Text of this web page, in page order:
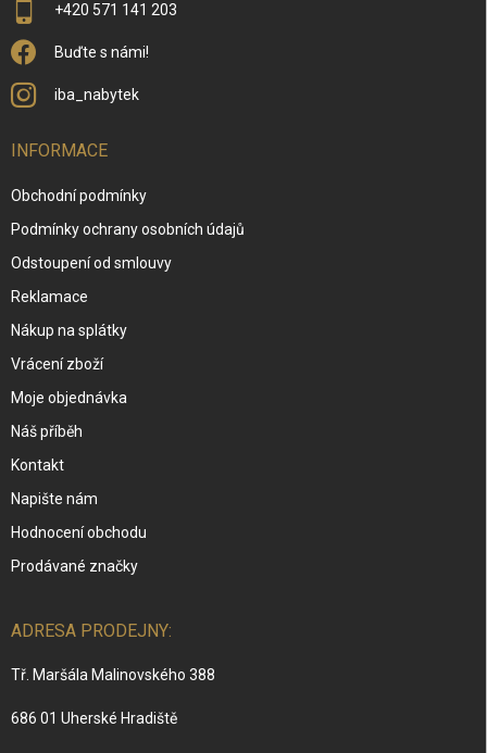
+420 571 141 203
Buďte s námi!
iba_nabytek
INFORMACE
Obchodní podmínky
Podmínky ochrany osobních údajů
Odstoupení od smlouvy
Reklamace
Nákup na splátky
Vrácení zboží
Moje objednávka
Náš příběh
Kontakt
Napište nám
Hodnocení obchodu
Prodávané značky
ADRESA PRODEJNY:
Tř. Maršála Malinovského 388
686 01 Uherské Hradiště